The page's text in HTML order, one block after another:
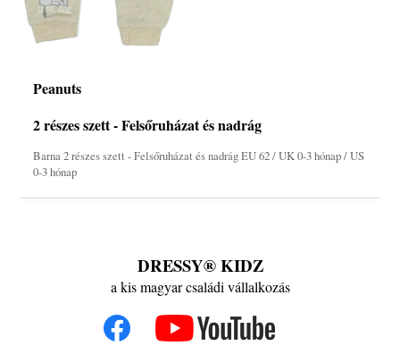
Peanuts
2 részes szett - Felsőruházat és nadrág
Barna 2 részes szett - Felsőruházat és nadrág EU 62 / UK 0-3 hónap / US
0-3 hónap
DRESSY® KIDZ
a kis magyar családi vállalkozás